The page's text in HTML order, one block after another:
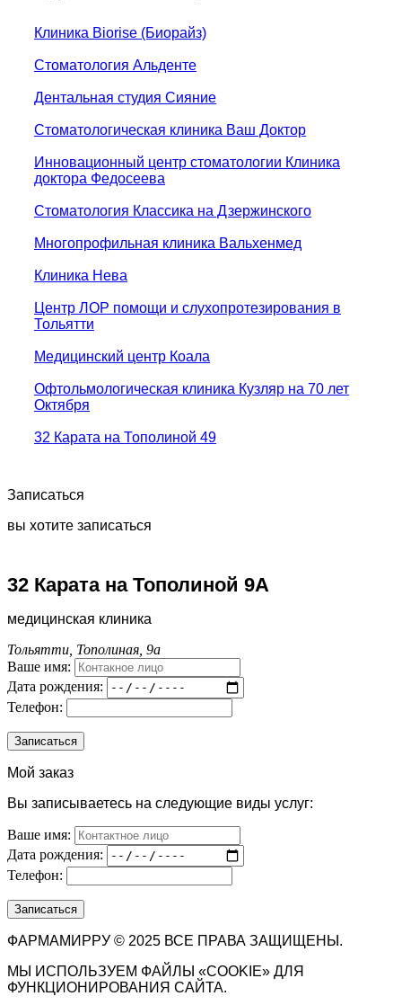
Клиника Biorise (Биорайз)
Стоматология Альденте
Дентальная студия Сияние
Стоматологическая клиника Ваш Доктор
Инновационный центр стоматологии Клиника
доктора Федосеева
Стоматология Классика на Дзержинского
Многопрофильная клиника Вальхенмед
Клиника Нева
Центр ЛОР помощи и слухопротезирования в
Тольятти
Медицинский центр Коала
Офтольмологическая клиника Кузляр на 70 лет
Октября
32 Карата на Тополиной 49
Записаться
вы хотите записаться
32 Карата на Тополиной 9А
медицинская клиника
Тольятти, Тополиная, 9а
Ваше имя:
Дата рождения:
Телефон:
Мой заказ
Вы записываетесь на следующие виды услуг:
Ваше имя:
Дата рождения:
Телефон:
ФАРМАМИРРУ © 2025 ВСЕ ПРАВА ЗАЩИЩЕНЫ.
МЫ ИСПОЛЬЗУЕМ ФАЙЛЫ «COOKIE» ДЛЯ
ФУНКЦИОНИРОВАНИЯ САЙТА.